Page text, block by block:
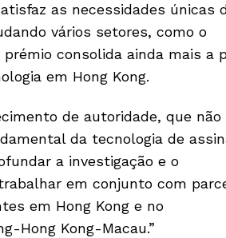
as necessidades únicas
vários setores, como o
consolida ainda mais a
em Hong Kong.
de autoridade, que não
da tecnologia de
a investigação e o
em conjunto com
em Hong Kong e no
Hong Kong-Macau.”